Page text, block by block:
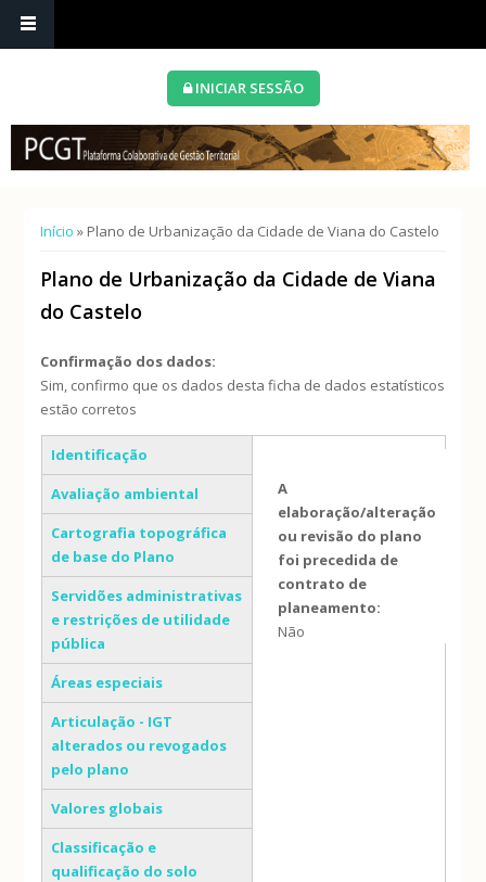
INICIAR SESSÃO
Está aqui
Início » Plano de Urbanização da Cidade de Viana do Castelo
Plano de Urbanização da Cidade de Viana
do Castelo
Confirmação dos dados:
Sim, confirmo que os dados desta ficha de dados estatísticos
estão corretos
Separadores verticais
Identificação
Avaliação ambiental
Cartografia topográfica
de base do Plano
Servidões administrativas
e restrições de utilidade
pública
Áreas especiais
Articulação - IGT
alterados ou revogados
pelo plano
Valores globais
Classificação e
qualificação do solo
A
elaboração/alteração
ou revisão do plano
foi precedida de
contrato de
planeamento:
Não